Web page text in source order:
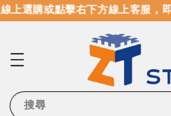
上選購或點擊右下方線上客服，
搜尋